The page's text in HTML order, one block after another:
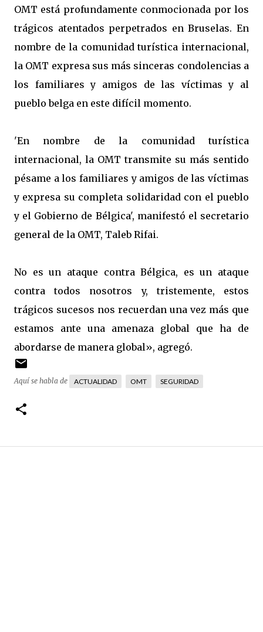
OMT está profundamente conmocionada por los
trágicos atentados perpetrados en Bruselas. En
nombre de la comunidad turística internacional,
la OMT expresa sus más sinceras condolencias a
los familiares y amigos de las víctimas y al
pueblo belga en este difícil momento.
'En nombre de la comunidad turística
internacional, la OMT transmite su más sentido
pésame a los familiares y amigos de las víctimas
y expresa su completa solidaridad con el pueblo
y el Gobierno de Bélgica', manifestó el secretario
general de la OMT, Taleb Rifai.
No es un ataque contra Bélgica, es un ataque
contra todos nosotros y, tristemente, estos
trágicos sucesos nos recuerdan una vez más que
estamos ante una amenaza global que ha de
abordarse de manera global», agregó.
Aquí se habla de ACTUALIDAD OMT SEGURIDAD